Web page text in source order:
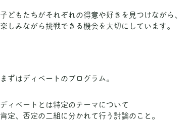
子どもたちがそれぞれの得意や好きを見つけながら、
楽しみながら挑戦できる機会を大切にしています。
まずはディベートのプログラム。
ディベートとは特定のテーマについて
肯定、否定の二組に分かれて行う討論のこと。